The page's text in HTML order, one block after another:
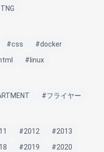
#css
#docker
#linux
#フライヤー
#2012
#2013
#2019
#2020